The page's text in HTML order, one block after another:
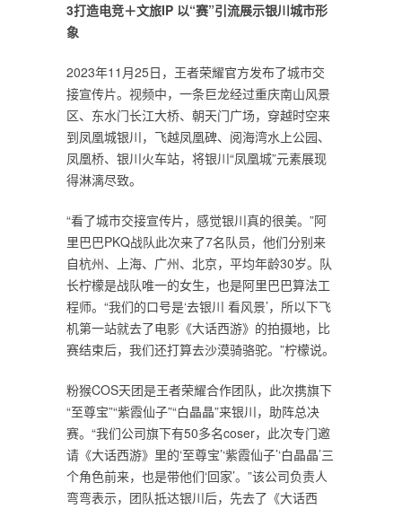
3打造电竞＋文旅IP 以“赛”引流展示银川城市形
象
2023年11月25日，王者荣耀官方发布了城市交
接宣传片。视频中，一条巨龙经过重庆南山风景
区、东水门长江大桥、朝天门广场，穿越时空来
到凤凰城银川，飞越凤凰碑、阅海湾水上公园、
凤凰桥、银川火车站，将银川“凤凰城”元素展现
得淋漓尽致。
“看了城市交接宣传片，感觉银川真的很美。”阿
里巴巴PKQ战队此次来了7名队员，他们分别来
自杭州、上海、广州、北京，平均年龄30岁。队
长柠檬是战队唯一的女生，也是阿里巴巴算法工
程师。“我们的口号是‘去银川 看风景’，所以下飞
机第一站就去了电影《大话西游》的拍摄地，比
赛结束后，我们还打算去沙漠骑骆驼。”柠檬说。
粉猴COS天团是王者荣耀合作团队，此次携旗下
“至尊宝”“紫霞仙子”“白晶晶”来银川，助阵总决
赛。“我们公司旗下有50多名coser，此次专门邀
请《大话西游》里的‘至尊宝’‘紫霞仙子’‘白晶晶’三
个角色前来，也是带他们‘回家’。”该公司负责人
弯弯表示，团队抵达银川后，先去了《大话西